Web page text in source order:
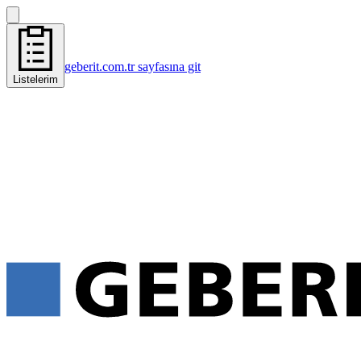
Listelerim
geberit.com.tr sayfasına git